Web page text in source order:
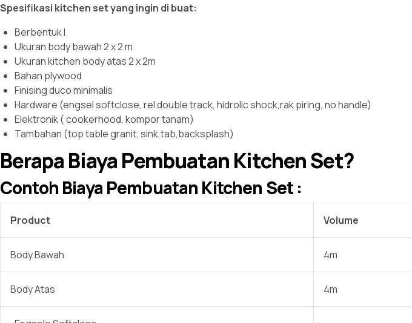
Spesifikasi kitchen set yang ingin di buat:
Berbentuk l
Ukuran body bawah 2 x 2 m
Ukuran kitchen body atas 2 x 2m
Bahan plywood
Finising duco minimalis
Hardware (engsel softclose, rel double track, hidrolic shock,rak piring, no handle)
Elektronik ( cookerhood, kompor tanam)
Tambahan (top table granit, sink,tab,backsplash)
Berapa Biaya Pembuatan Kitchen Set?
Contoh Biaya Pembuatan Kitchen Set :
Product Volume
Body Bawah 4m
Body Atas 4m